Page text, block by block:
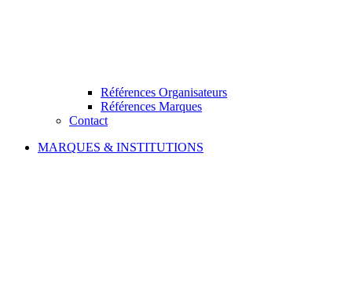
Références Organisateurs
Références Marques
Contact
MARQUES & INSTITUTIONS